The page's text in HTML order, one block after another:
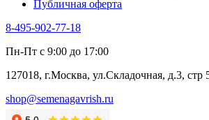
Публичная оферта
8-495-902-77-18
Пн-Пт с 9:00 до 17:00
127018, г.Москва, ул.Складочная, д.3, стр
shop@semenagavrish.ru